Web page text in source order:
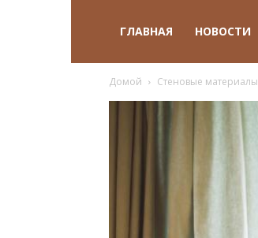
ГЛАВНАЯ НОВОСТИ
Домой Стеновые материалы